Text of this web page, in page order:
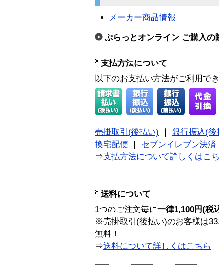
メーカー商品情報
ぷらっとオンライン ご購入の
支払方法について
以下のお支払い方法がご利用で
売掛取引(後払い)
銀行振込(後
換宅配便
セブンイレブン決済
⇒支払方法について詳しくはこ
送料について
1つのご注文毎に一律1,100円(税
※売掛取引(後払い)のお客様は
無料！
⇒送料について詳しくはこちら